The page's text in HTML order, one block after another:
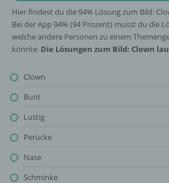
Hier findest du die 94% Lösung zum Bild:
Bei der App 94% (94 Prozent) musst du die
welche andere Personen zu einem
könnte. Die Lösungen zum Bild: Clown
Clown
Bunt
Lustig
Perücke
Nase
Schminke